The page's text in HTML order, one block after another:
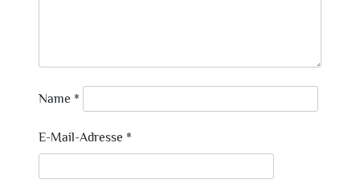
Name *
E-Mail-Adresse *